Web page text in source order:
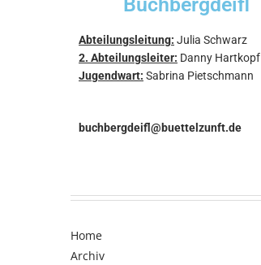
Abteilungsleitung: Julia Schwarz
2. Abteilungsleiter: Danny Hartkopf
Jugendwart: Sabrina Pietschmann
buchbergdeifl@buettelzunft.de
Home
Archiv